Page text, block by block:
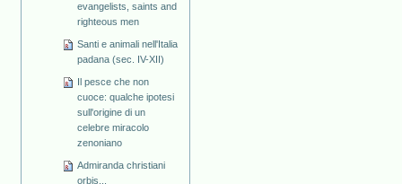
evangelists, saints and
righteous men
Santi e animali nell'Italia
padana (sec. IV-XII)
Il pesce che non
cuoce: qualche ipotesi
sull'origine di un
celebre miracolo
zenoniano
Admiranda christiani
orbis...